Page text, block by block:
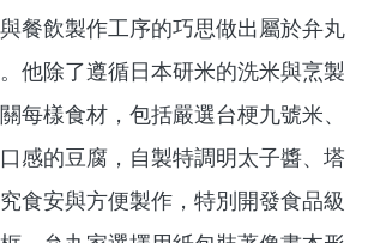
餐飲製作工序的巧思做出屬於弁丸
他除了遵循日本研米的洗米與烹製
每樣食材，包括嚴選台梗九號米、
感的豆腐，自製特調明太子醬、塔
食安與方便製作，特別開發食品級